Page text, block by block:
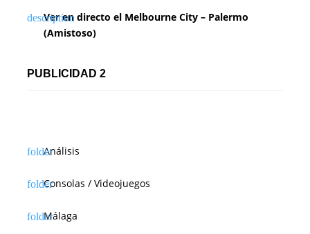
Ver en directo el Melbourne City – Palermo
(Amistoso)
PUBLICIDAD 2
Análisis
Consolas / Videojuegos
Málaga